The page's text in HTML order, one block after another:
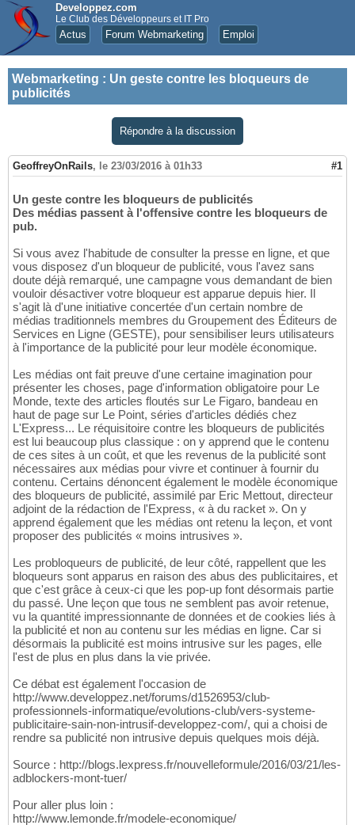
Developpez.com
Le Club des Développeurs et IT Pro
Actus Forum Webmarketing Emploi
Webmarketing : Un geste contre les bloqueurs de
publicités
Répondre à la discussion
GeoffreyOnRails, le 23/03/2016 à 01h33 #1
Un geste contre les bloqueurs de publicités
Des médias passent à l'offensive contre les bloqueurs de
pub.
Si vous avez l'habitude de consulter la presse en ligne, et que
vous disposez d'un bloqueur de publicité, vous l'avez sans
doute déjà remarqué, une campagne vous demandant de bien
vouloir désactiver votre bloqueur est apparue depuis hier. Il
s'agit là d'une initiative concertée d'un certain nombre de
médias traditionnels membres du Groupement des Éditeurs de
Services en Ligne (GESTE), pour sensibiliser leurs utilisateurs
à l'importance de la publicité pour leur modèle économique.
Les médias ont fait preuve d'une certaine imagination pour
présenter les choses, page d'information obligatoire pour Le
Monde, texte des articles floutés sur Le Figaro, bandeau en
haut de page sur Le Point, séries d'articles dédiés chez
L'Express... Le réquisitoire contre les bloqueurs de publicités
est lui beaucoup plus classique : on y apprend que le contenu
de ces sites à un coût, et que les revenus de la publicité sont
nécessaires aux médias pour vivre et continuer à fournir du
contenu. Certains dénoncent également le modèle économique
des bloqueurs de publicité, assimilé par Eric Mettout, directeur
adjoint de la rédaction de l'Express, « à du racket ». On y
apprend également que les médias ont retenu la leçon, et vont
proposer des publicités « moins intrusives ».
Les probloqueurs de publicité, de leur côté, rappellent que les
bloqueurs sont apparus en raison des abus des publicitaires, et
que c'est grâce à ceux-ci que les pop-up font désormais partie
du passé. Une leçon que tous ne semblent pas avoir retenue,
vu la quantité impressionnante de données et de cookies liés à
la publicité et non au contenu sur les médias en ligne. Car si
désormais la publicité est moins intrusive sur les pages, elle
l'est de plus en plus dans la vie privée.
Ce débat est également l'occasion de
http://www.developpez.net/forums/d1526953/club-
professionnels-informatique/evolutions-club/vers-systeme-
publicitaire-sain-non-intrusif-developpez-com/, qui a choisi de
rendre sa publicité non intrusive depuis quelques mois déjà.
Source : http://blogs.lexpress.fr/nouvelleformule/2016/03/21/les-
adblockers-mont-tuer/
Pour aller plus loin :
http://www.lemonde.fr/modele-economique/